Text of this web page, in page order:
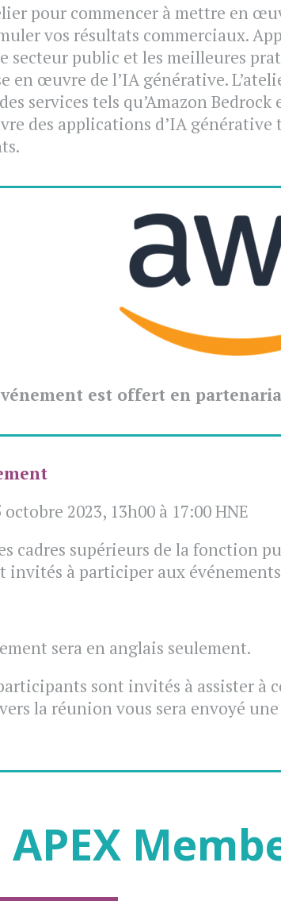
pour commencer à mettre en
vos résultats commerciaux.
secteur public et les meilleures
en œuvre de l’IA générative.
services tels qu’Amazon
des applications d’IA
est offert en
octobre 2023, 13h00 à 17:00 HNE
cadres supérieurs de la fonction
à participer aux événements
sera en anglais seulement.
sont invités à assister à
la réunion vous sera envoyé